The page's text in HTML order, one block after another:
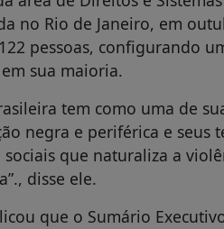
no Rio de Janeiro, em
pessoas, configurando
sua maioria.
tem como uma de
negra e periférica e seus
que naturaliza a
disse ele.
que o Sumário